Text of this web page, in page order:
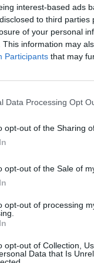
interest-based ads
to third
of your personal
This information may
Participants that may
Data Processing Opt
opt-out of the Sharing
opt-out of the Sale of
opt-out of processing
opt-out of Collection,
Data that Is
Παροχές
Πενθήμερη
Ευχάριστο
Προοπτικές
Αν